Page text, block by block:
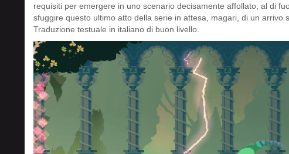
requisiti per emergere in uno scenario decisamente affollato, al di
sfuggire questo ultimo atto della serie in attesa, magari, di un arrivo
Traduzione testuale in italiano di buon livello.